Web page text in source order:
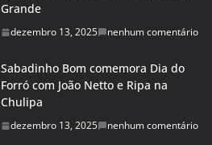
Grande
dezembro 13, 2025 nenhum comentário
Sabadinho Bom comemora Dia do
Forró com João Netto e Ripa na
Chulipa
dezembro 13, 2025 nenhum comentário